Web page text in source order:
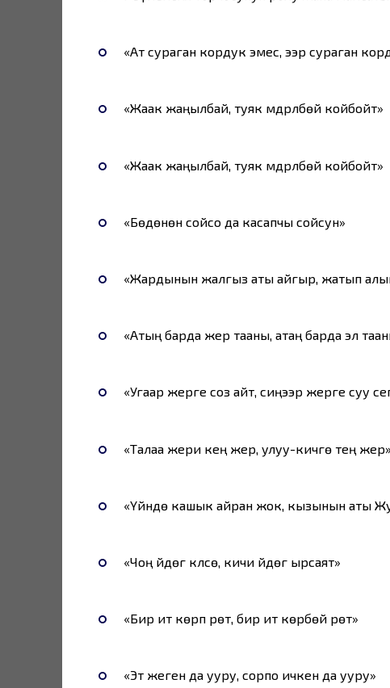
«Ат сураган кордук эмес, ээр сураган
«Жаак жаңылбай, туяк мүдүрүлбөй койбойт»
«Жаак жаңылбай, туяк мүдүрүлбөй койбойт»
«Бөдөнөнү сойсо да касапчы сойсун»
«Жардынын жалгыз аты айгыр, жатып
«Атың барда жер тааны, атаң барда эл
«Угаар жерге соз айт, сиңээр жерге суу
«Талаа жери кең жер, улуу-кичүүгө тең жер»
«Үйүндө кашык айран жок, кызынын аты
«Чоң үйдөгү күлсө, кичи үйдөгү ырсаят»
«Бир ит көрүп үрөт, бир ит көрбөй үрөт»
«Эт жеген да ууру, сорпо ичкен да ууру»